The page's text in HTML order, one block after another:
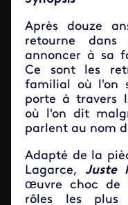
Après douze
retourne
annoncer à sa
Ce sont les
familial où l'on
porte à travers
où l'on dit
parlent au nom
Adapté de la
Lagarce,Juste
œuvre choc de
rôles les plus